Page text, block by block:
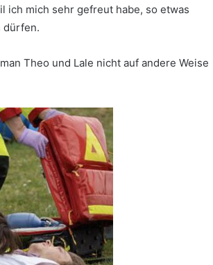
ich mich sehr gefreut habe, so etwas
dürfen.
Theo und Lale nicht auf andere Weise